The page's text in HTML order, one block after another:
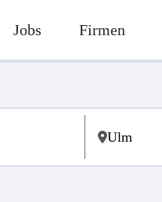
Jobs Firmen